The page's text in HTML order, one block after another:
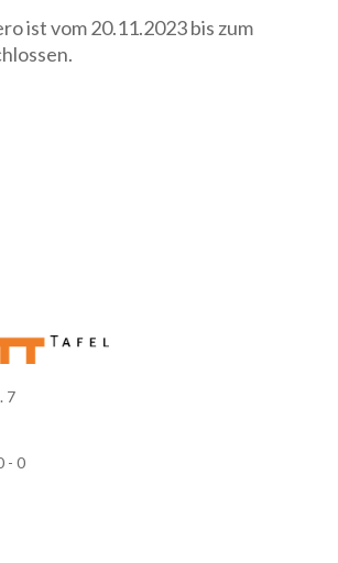
ist vom 20.11.2023 bis zum
7
- 0